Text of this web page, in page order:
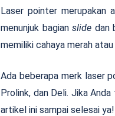
Laser pointer merupakan
menunjuk bagianslide dan
memiliki cahaya merah
Ada beberapa merk laser
Prolink, dan Deli. Jika
artikel ini sampai selesai ya!